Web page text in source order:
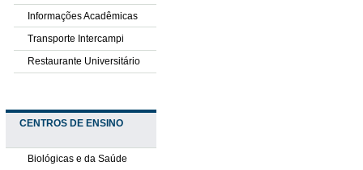
Informações Acadêmicas
Transporte Intercampi
Restaurante Universitário
CENTROS DE ENSINO
Biológicas e da Saúde